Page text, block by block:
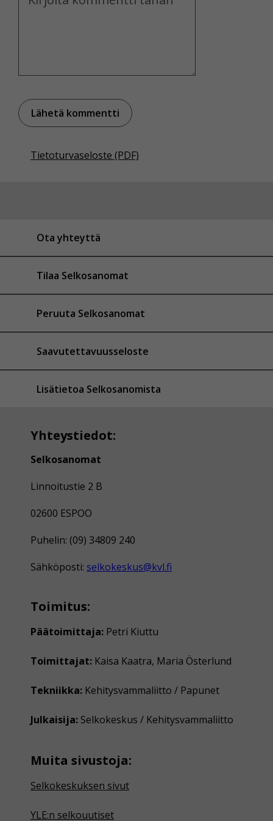
Tietoturvaseloste (PDF)
Ota yhteyttä
Tilaa Selkosanomat
Peruuta Selkosanomat
Saavutettavuusseloste
Lisätietoa Selkosanomista
Yhteystiedot:
Selkosanomat
Linnoitustie 2 B
02600 ESPOO
Puhelin: (09) 34809 240
Sähköposti: selkokeskus@kvl.fi
Toimitus:
Päätoimittaja: Petri Kiuttu
Toimittajat: Kaisa Kaatra, Maria Österlund
Tekniikka: Kehitysvammaliitto / Papunet
Julkaisija: Selkokeskus / Kehitysvammaliitto
Muita sivustoja:
Selkokeskuksen sivut
YLE:n selkouutiset